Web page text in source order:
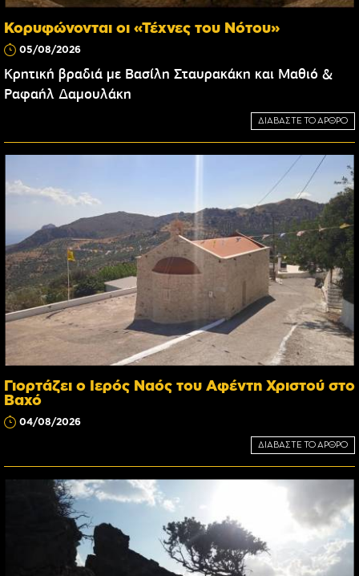
Κορυφώνονται οι «Τέχνες του Νότου»
05/08/2026
Κρητική βραδιά με Βασίλη Σταυρακάκη και Μαθιό &
Ραφαήλ Δαμουλάκη
ΔΙΑΒΑΣΤΕ ΤΟ ΑΡΘΡΟ
Γιορτάζει ο Ιερός Ναός του Αφέντη Χριστού στο
Βαχό
04/08/2026
ΔΙΑΒΑΣΤΕ ΤΟ ΑΡΘΡΟ